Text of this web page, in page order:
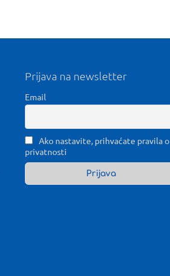
Prijava na newsletter
Email
Ako nastavite, prihvaćate pravila o
privatnosti